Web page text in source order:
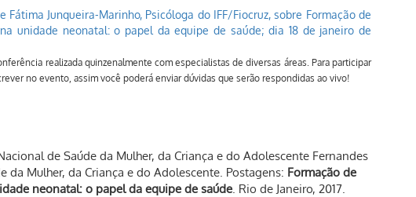
Junqueira-Marinho, Psicóloga do IFF/Fiocruz, sobre Formação de
unidade neonatal: o papel da equipe de saúde; dia 18 de janeiro de
realizada quinzenalmente com especialistas de diversas áreas. Para participar
no evento, assim você poderá enviar dúvidas que serão respondidas ao vivo!
de Saúde da Mulher, da Criança e do Adolescente Fernandes
da Mulher, da Criança e do Adolescente. Postagens: Formação de
neonatal: o papel da equipe de saúde. Rio de Janeiro, 2017.